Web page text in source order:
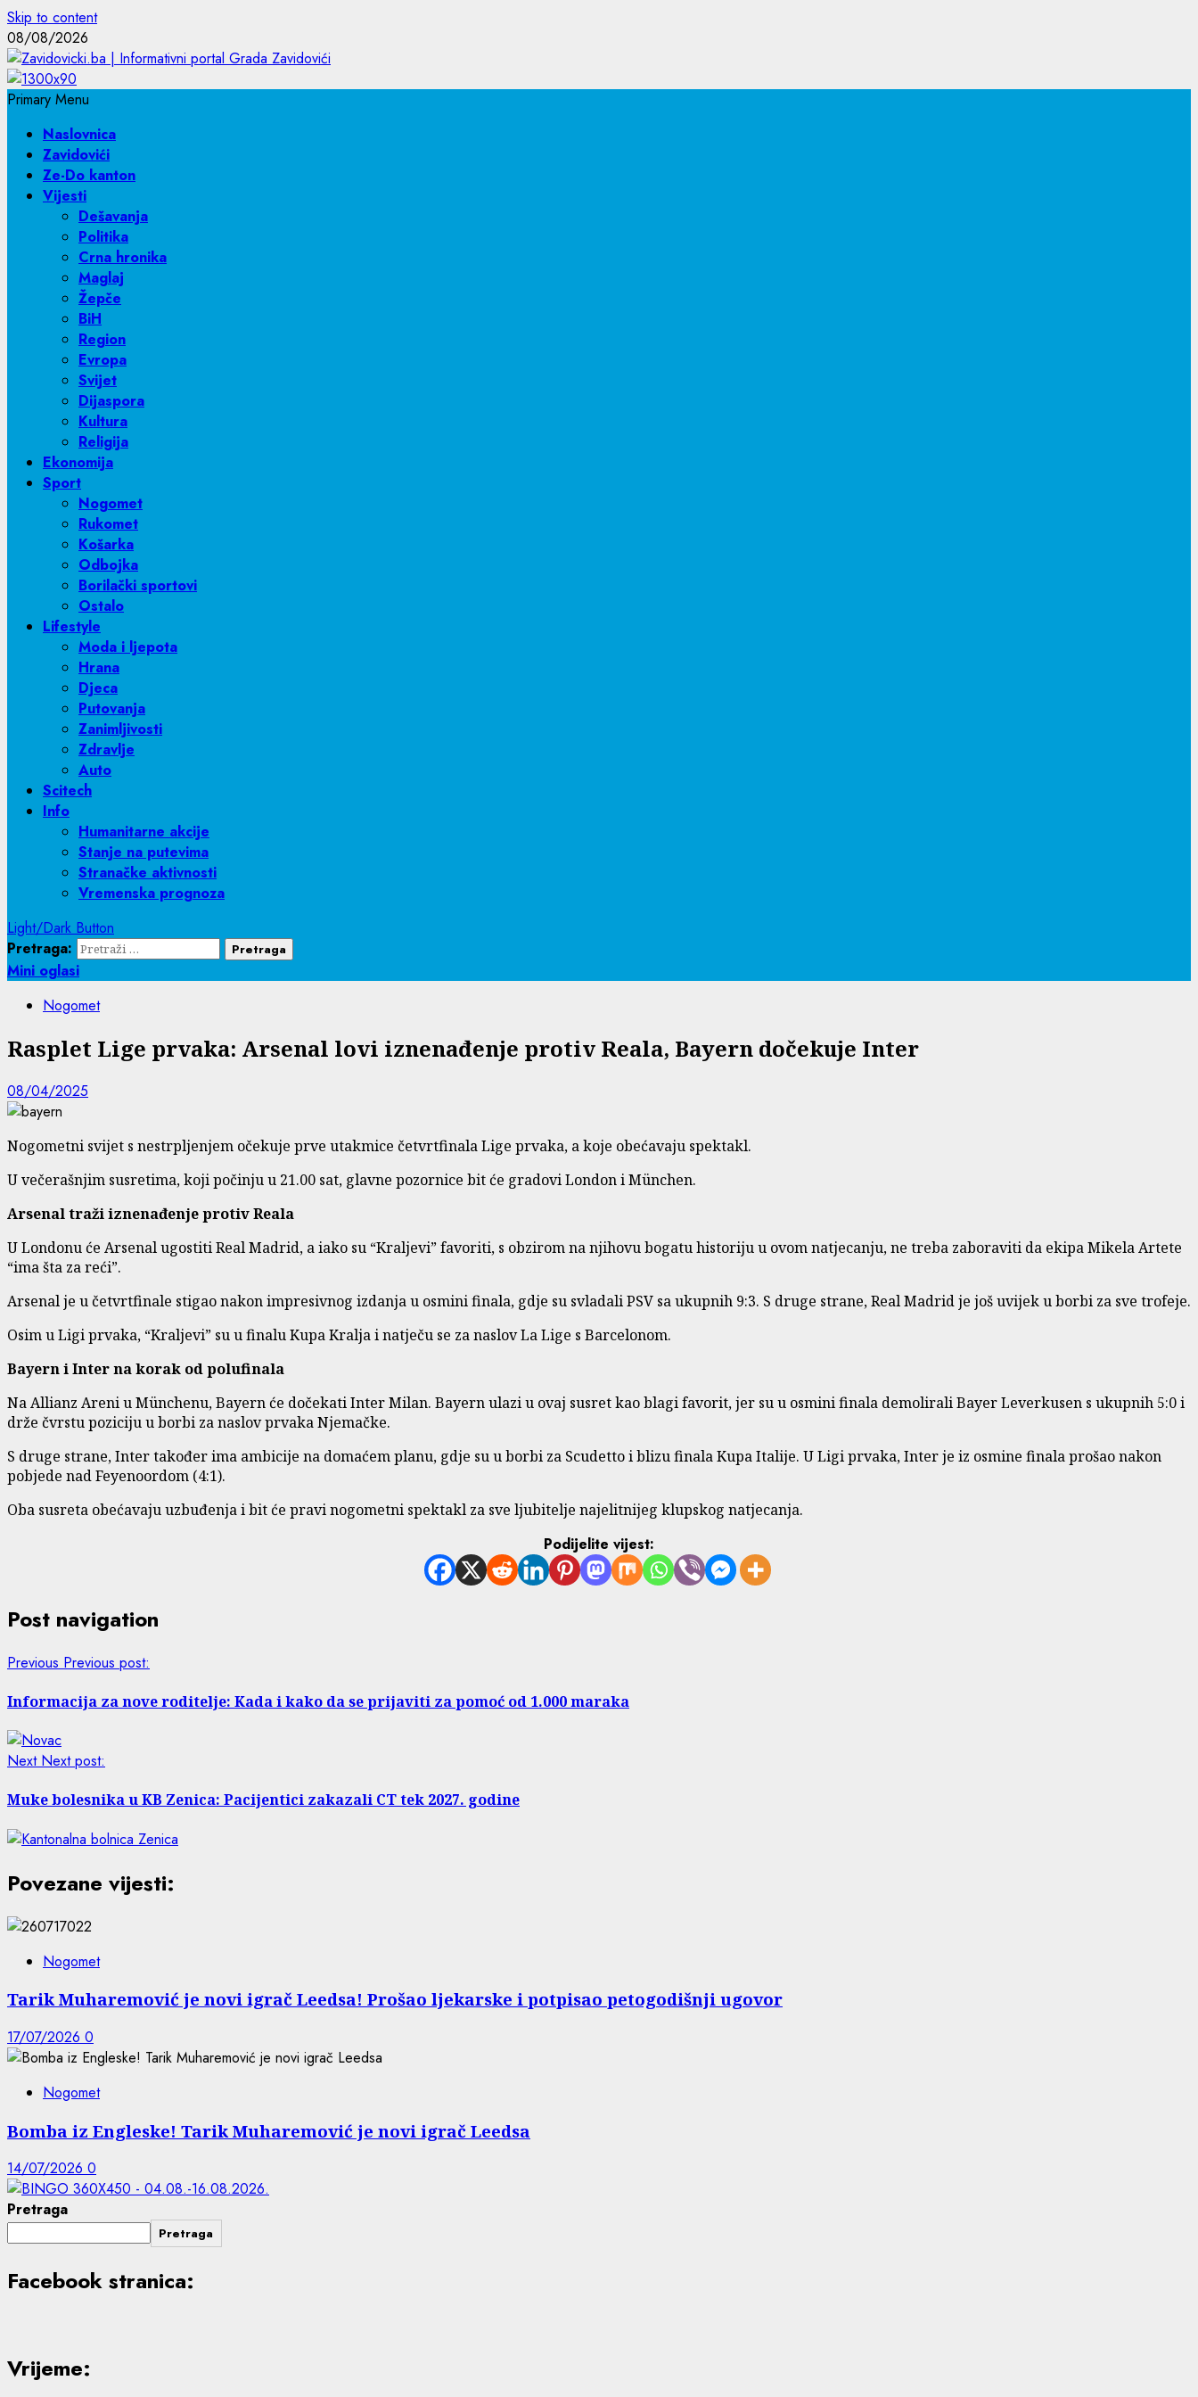
Skip to content
08/08/2026
Primary Menu
Naslovnica
Zavidovići
Ze-Do kanton
Vijesti
Dešavanja
Politika
Crna hronika
Maglaj
Žepče
BiH
Region
Evropa
Svijet
Dijaspora
Kultura
Religija
Ekonomija
Sport
Nogomet
Rukomet
Košarka
Odbojka
Borilački sportovi
Ostalo
Lifestyle
Moda i ljepota
Hrana
Djeca
Putovanja
Zanimljivosti
Zdravlje
Auto
Scitech
Info
Humanitarne akcije
Stanje na putevima
Stranačke aktivnosti
Vremenska prognoza
Light/Dark Button
Pretraga:
Mini oglasi
Nogomet
Rasplet Lige prvaka: Arsenal lovi iznenađenje protiv Reala, Bayern dočekuje Inter
08/04/2025
Nogometni svijet s nestrpljenjem očekuje prve utakmice četvrtfinala Lige prvaka, a koje obećavaju spektakl.
U večerašnjim susretima, koji počinju u 21.00 sat, glavne pozornice bit će gradovi London i München.
Arsenal traži iznenađenje protiv Reala
U Londonu će Arsenal ugostiti Real Madrid, a iako su “Kraljevi” favoriti, s obzirom na njihovu bogatu historiju u ovom natjecanju, ne treba zaboraviti da ekipa Mikela Artete
“ima šta za reći”.
Arsenal je u četvrtfinale stigao nakon impresivnog izdanja u osmini finala, gdje su svladali PSV sa ukupnih 9:3. S druge strane, Real Madrid je još uvijek u borbi za sve trofeje.
Osim u Ligi prvaka, “Kraljevi” su u finalu Kupa Kralja i natječu se za naslov La Lige s Barcelonom.
Bayern i Inter na korak od polufinala
Na Allianz Areni u Münchenu, Bayern će dočekati Inter Milan. Bayern ulazi u ovaj susret kao blagi favorit, jer su u osmini finala demolirali Bayer Leverkusen s ukupnih 5:0 i
drže čvrstu poziciju u borbi za naslov prvaka Njemačke.
S druge strane, Inter također ima ambicije na domaćem planu, gdje su u borbi za Scudetto i blizu finala Kupa Italije. U Ligi prvaka, Inter je iz osmine finala prošao nakon
pobjede nad Feyenoordom (4:1).
Oba susreta obećavaju uzbuđenja i bit će pravi nogometni spektakl za sve ljubitelje najelitnijeg klupskog natjecanja.
Podijelite vijest:
Post navigation
Previous Previous post:
Informacija za nove roditelje: Kada i kako da se prijaviti za pomoć od 1.000 maraka
Next Next post:
Muke bolesnika u KB Zenica: Pacijentici zakazali CT tek 2027. godine
Povezane vijesti:
Nogomet
Tarik Muharemović je novi igrač Leedsa! Prošao ljekarske i potpisao petogodišnji ugovor
17/07/2026 0
Nogomet
Bomba iz Engleske! Tarik Muharemović je novi igrač Leedsa
14/07/2026 0
Pretraga
Pretraga
Facebook stranica:
Vrijeme: